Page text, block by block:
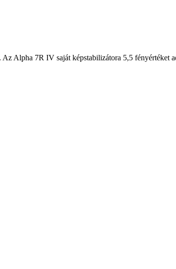
Alpha 7R IV saját képstabilizátora 5,5 fényértéket